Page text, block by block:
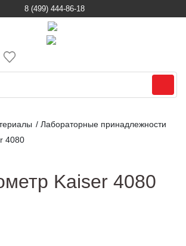
8 (499) 444-86-18
/ Лабораторные принадлежности
4080
Kaiser 4080